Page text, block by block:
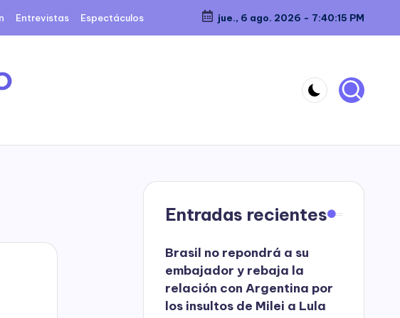
Entrevistas Espectáculos jue., 6 ago. 2026 - 7:40:16 PM
Entradas recientes
Brasil no repondrá a su
embajador y rebaja la
relación con Argentina por
los insultos de Milei a Lula